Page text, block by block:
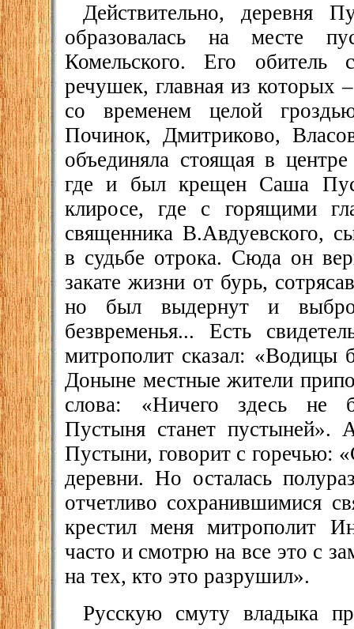
Действительно, деревня
образовалась на месте
Комельского. Его обитель
речушек, главная из которых
со временем целой
Починок, Дмитриково,
объединяла стоящая в
где и был крещен Саша
клиросе, где с горящими
священника В.Авдуевского,
в судьбе отрока. Сюда он
закате жизни от бурь,
но был выдернут и
безвременья... Есть
митрополит сказал: «Водицы
Доныне местные жители
слова: «Ничего здесь не
Пустыня станет пустыней».
Пустыни, говорит с горечью:
деревни. Но осталась
отчетливо сохранившимися
крестил меня митрополит
часто и смотрю на все это с
на тех, кто это разрушил».
Русскую смуту владыка